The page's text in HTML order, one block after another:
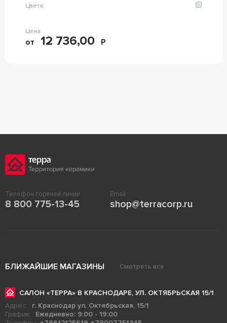
Цвета:
Цена
от 12 736,00 Р
Телефон горячей линии
8 800 775-13-45
Email
shop@terracorp.ru
БЛИЖАЙШИЕ МАГАЗИНЫ Смотреть все
САЛОН «ТЕРРА» В КРАСНОДАРЕ, УЛ. ОКТЯБРЬСКАЯ 15/1
Адрес:
г. Краснодар ул. Октябрьская, 15/1
График:
Ежедневно: 9:00 - 19:00